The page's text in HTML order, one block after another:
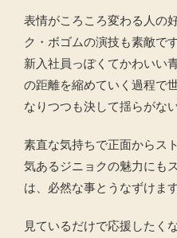
表情がころころ変わる人の
ク・ボゴムの演技も素敵です
新入社員っぽくてかわいい
の距離を縮めていく過程で
なりつつも決して揺らがな
素直な気持ちで正面からス
気あるジニョクの魅力にも
は、必然な事とうなずけます
見ているだけで応援したく